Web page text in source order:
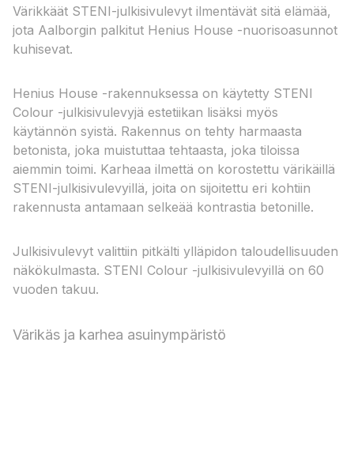
Värikkäät STENI-julkisivulevyt ilmentävät sitä elämää,
jota Aalborgin palkitut Henius House -nuorisoasunnot
kuhisevat.
Henius House -rakennuksessa on käytetty STENI
Colour -julkisivulevyjä estetiikan lisäksi myös
käytännön syistä. Rakennus on tehty harmaasta
betonista, joka muistuttaa tehtaasta, joka tiloissa
aiemmin toimi. Karheaa ilmettä on korostettu värikäillä
STENI-julkisivulevyillä, joita on sijoitettu eri kohtiin
rakennusta antamaan selkeää kontrastia betonille.
Julkisivulevyt valittiin pitkälti ylläpidon taloudellisuuden
näkökulmasta. STENI Colour -julkisivulevyillä on 60
vuoden takuu.
Värikäs ja karhea asuinympäristö